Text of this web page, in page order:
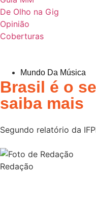
De Olho na Gig
Opinião
Coberturas
Mundo Da Música
Brasil é o
saiba mais
Segundo relatório da
Redação